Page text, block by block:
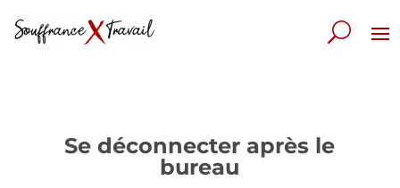
Se déconnecter après le
bureau